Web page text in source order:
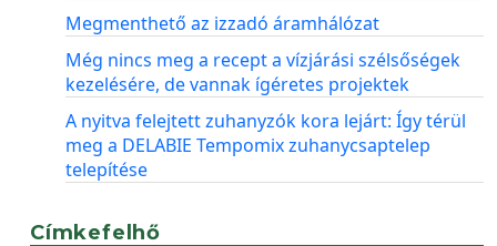
Megmenthető az izzadó áramhálózat
Még nincs meg a recept a vízjárási szélsőségek
kezelésére, de vannak ígéretes projektek
A nyitva felejtett zuhanyzók kora lejárt: Így térül
meg a DELABIE Tempomix zuhanycsaptelep
telepítése
Címkefelhő